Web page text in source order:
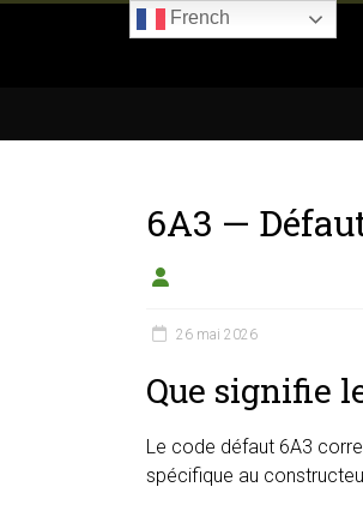
du
éthanol
6A3 —
26 mai 2026
Que signifie
Le code défaut 6A3
spécifique au
French